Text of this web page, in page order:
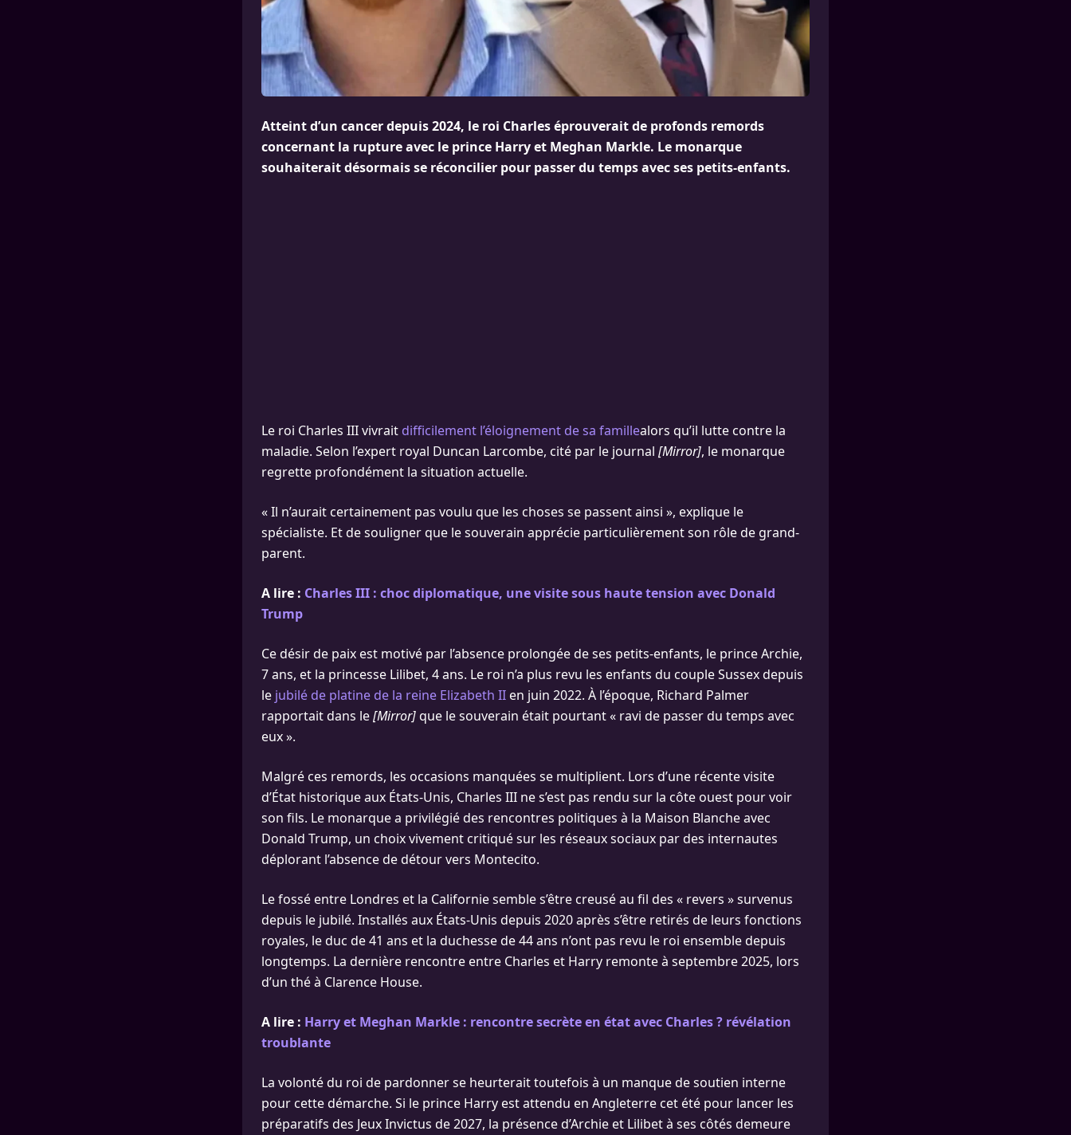
Atteint d’un cancer depuis 2024, le roi Charles éprouverait de profonds remords
concernant la rupture avec le prince Harry et Meghan Markle. Le monarque
souhaiterait désormais se réconcilier pour passer du temps avec ses petits-enfants.
Le roi Charles III vivrait difficilement l’éloignement de sa famillealors qu’il lutte contre la
maladie. Selon l’expert royal Duncan Larcombe, cité par le journal [Mirror], le monarque
regrette profondément la situation actuelle.
« Il n’aurait certainement pas voulu que les choses se passent ainsi », explique le
spécialiste. Et de souligner que le souverain apprécie particulièrement son rôle de grand-
parent.
A lire : Charles III : choc diplomatique, une visite sous haute tension avec Donald
Trump
Ce désir de paix est motivé par l’absence prolongée de ses petits-enfants, le prince Archie,
7 ans, et la princesse Lilibet, 4 ans. Le roi n’a plus revu les enfants du couple Sussex depuis
le jubilé de platine de la reine Elizabeth II en juin 2022. À l’époque, Richard Palmer
rapportait dans le[Mirror]que le souverain était pourtant « ravi de passer du temps avec
eux ».
Malgré ces remords, les occasions manquées se multiplient. Lors d’une récente visite
d’État historique aux États-Unis, Charles III ne s’est pas rendu sur la côte ouest pour voir
son fils. Le monarque a privilégié des rencontres politiques à la Maison Blanche avec
Donald Trump, un choix vivement critiqué sur les réseaux sociaux par des internautes
déplorant l’absence de détour vers Montecito.
Le fossé entre Londres et la Californie semble s’être creusé au fil des « revers » survenus
depuis le jubilé. Installés aux États-Unis depuis 2020 après s’être retirés de leurs fonctions
royales, le duc de 41 ans et la duchesse de 44 ans n’ont pas revu le roi ensemble depuis
longtemps. La dernière rencontre entre Charles et Harry remonte à septembre 2025, lors
d’un thé à Clarence House.
A lire : Harry et Meghan Markle : rencontre secrète en état avec Charles ? révélation
troublante
La volonté du roi de pardonner se heurterait toutefois à un manque de soutien interne
pour cette démarche. Si le prince Harry est attendu en Angleterre cet été pour lancer les
préparatifs des Jeux Invictus de 2027, la présence d’Archie et Lilibet à ses côtés demeure